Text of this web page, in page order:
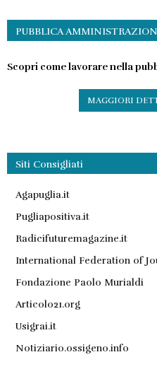
PUBBLICA
Scopri come lavorare nella
MAGGIORI
Siti Consigliati
Agapuglia.it
Pugliapositiva.it
Radicifuturemagazine.it
International Federation of
Fondazione Paolo Murialdi
Articolo21.org
Usigrai.it
Notiziario.ossigeno.info